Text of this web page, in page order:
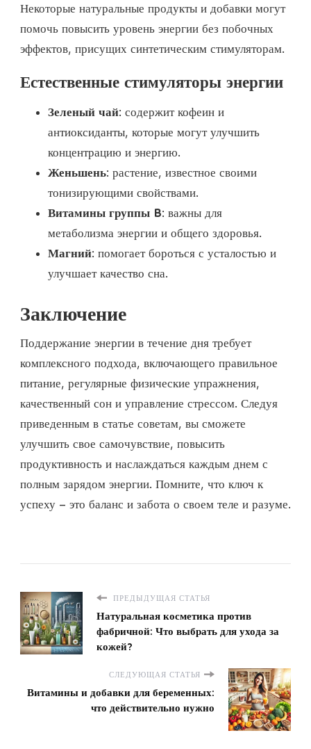
Некоторые натуральные продукты и добавки могут
помочь повысить уровень энергии без побочных
эффектов, присущих синтетическим стимуляторам.
Естественные стимуляторы энергии
Зеленый чай: содержит кофеин и
антиоксиданты, которые могут улучшить
концентрацию и энергию.
Женьшень: растение, известное своими
тонизирующими свойствами.
Витамины группы B: важны для
метаболизма энергии и общего здоровья.
Магний: помогает бороться с усталостью и
улучшает качество сна.
Заключение
Поддержание энергии в течение дня требует
комплексного подхода, включающего правильное
питание, регулярные физические упражнения,
качественный сон и управление стрессом. Следуя
приведенным в статье советам, вы сможете
улучшить свое самочувствие, повысить
продуктивность и наслаждаться каждым днем с
полным зарядом энергии. Помните, что ключ к
успеху – это баланс и забота о своем теле и разуме.
ПРЕДЫДУЩАЯ СТАТЬЯ
Натуральная косметика против
фабричной: Что выбрать для ухода за
кожей?
СЛЕДУЮЩАЯ СТАТЬЯ
Витамины и добавки для беременных:
что действительно нужно